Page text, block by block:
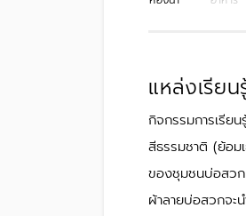
แหล่งเรีย
กิจกรรมการเรี
สีธรรมชาติ (ย้อ
ของชุมชนบ่อสวก
ผ้าลายบ่อสวกจะ